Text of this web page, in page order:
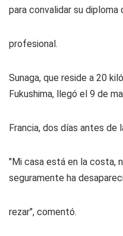
para convalidar su diploma
profesional.
Sunaga, que reside a 20
Fukushima, llegó el 9 de
Francia, dos días antes
"Mi casa está en la costa,
seguramente ha
rezar", comentó.